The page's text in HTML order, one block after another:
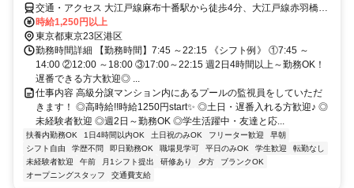
交通・アクセス 大江戸線麻布十番駅から徒歩4分、大江戸線赤羽橋駅
から徒歩5分
時給1,250円以上
東京都東京23区港区
勤務時間詳細 【勤務時間】7:45 ～22:15 《シフト例》 ①7:45 ～
14:00 ②12:00 ～18:00 ③17:00～22:15 週2日4時間以上～勤務OK！
遅番できる方大歓迎◎ ...
仕事内容 高級分譲マンション内にあるプールの監視員をしていただ
きます！ ◎高時給!!時給1250円start✨ ◎土日・遅番入れる方歓迎♪ ◎
未経験者歓迎 ◎週2日～勤務OK ◎学生活躍中・友達と応...
扶養内勤務OK 1日4時間以内OK 土日祝のみOK フリーター歓迎
早朝
シフト自由
学歴不問 即日勤務OK 職場見学可 平日のみOK 学生歓迎
転勤なし
未経験者歓迎
午前 月1シフト提出 研修あり 夕方
ブランクOK
オープニングスタッフ
交通費支給